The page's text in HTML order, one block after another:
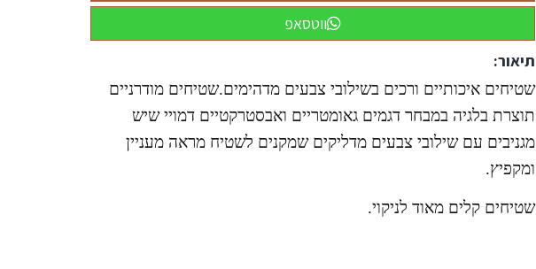
ווטסאפ
תיאור:
שטיחים איכותיים ורכים בשילובי צבעים מדהימים.שטיחים מודרניים
תוצרת בלגיה במבחר דגמים גאומטריים ואבסטרקטיים דמויי שיש
מגניבים עם שילובי צבעים מדליקים שמקנים לשטיח מראה מעניין
ומקפיץ.
שטיחים קלים מאוד לניקוי.